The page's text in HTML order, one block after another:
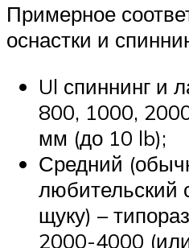
Примерное
оснастки и
Ul спиннинг и
800, 1000,
мм (до 10 lb);
Средний
любительский
щуку) –
2000-4000